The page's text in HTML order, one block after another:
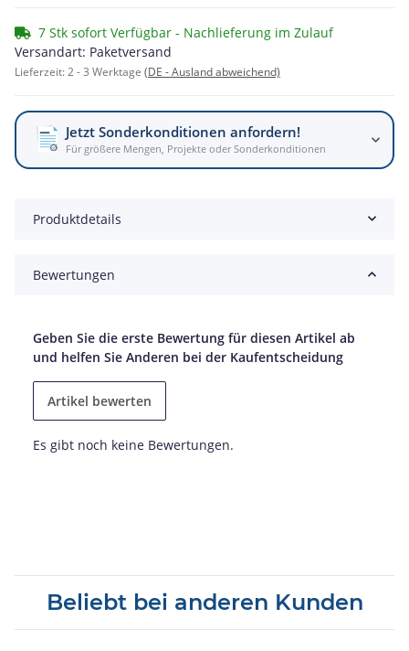
7 Stk sofort Verfügbar - Nachlieferung im Zulauf
Versandart: Paketversand
Lieferzeit:2 - 3 Werktage (DE - Ausland abweichend)
Jetzt Sonderkonditionen anfordern!
Für größere Mengen, Projekte oder Sonderkonditionen
Produktdetails
Bewertungen
Geben Sie die erste Bewertung für diesen Artikel ab
und helfen Sie Anderen bei der Kaufentscheidung
Artikel bewerten
Es gibt noch keine Bewertungen.
Beliebt bei anderen Kunden